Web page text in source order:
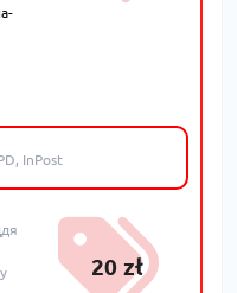
InPost
20 zł